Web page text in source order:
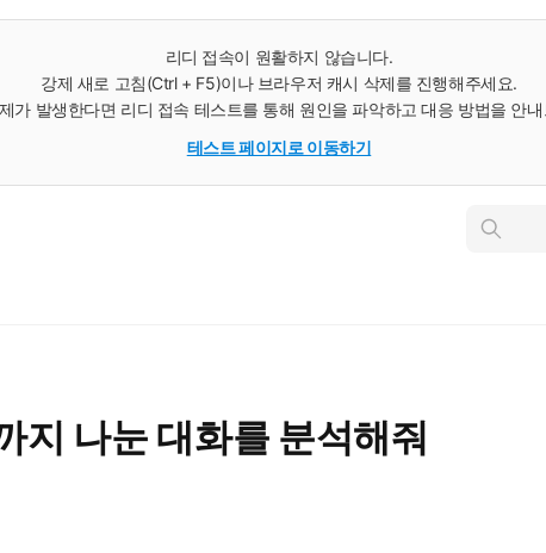
리디 접속이 원활하지 않습니다.
강제 새로 고침(Ctrl + F5)이나 브라우저 캐시 삭제를 진행해주세요.
가 발생한다면 리디 접속 테스트를 통해 원인을 파악하고 대응 방법을 안
테스트 페이지로 이동하기
인
지 나눈 대화를 분석해줘